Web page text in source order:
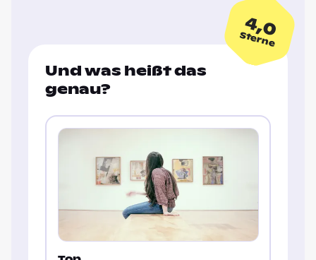
4,0
Sterne
Und was heißt das
genau?